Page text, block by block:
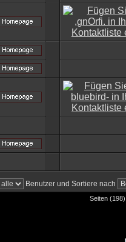
Benutzer und Sortiere nach
Seiten